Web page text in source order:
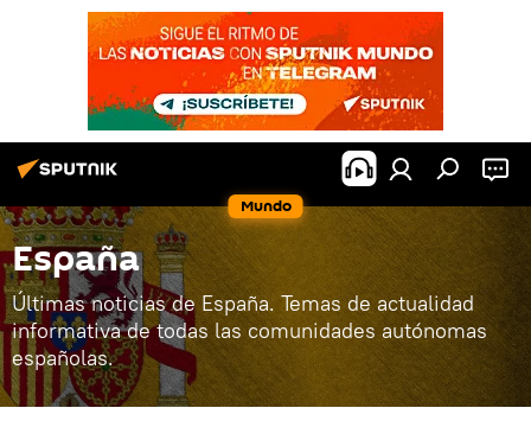
Mundo
España
Últimas noticias de España. Temas de actualidad
informativa de todas las comunidades autónomas
españolas.